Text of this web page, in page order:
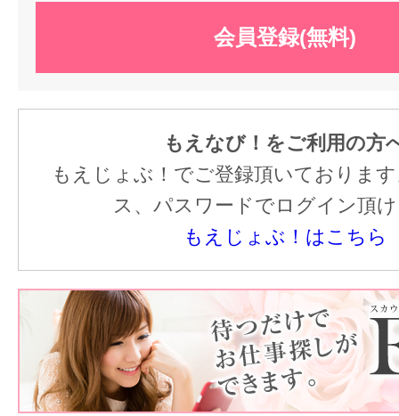
会員登録(無料)
もえなび！をご利用の方
もえじょぶ！でご登録頂いておりま
ス、パスワードでログイン頂
もえじょぶ！はこちら